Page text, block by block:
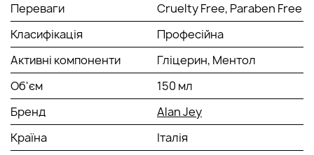
Переваги
Cruelty Free, Paraben Free
Класифікація
Професійна
Активні компоненти
Гліцерин, Ментол
Об'єм
150 мл
Бренд
Alan Jey
Країна
Італія